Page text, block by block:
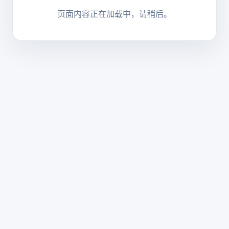
页面内容正在加载中，请稍后。